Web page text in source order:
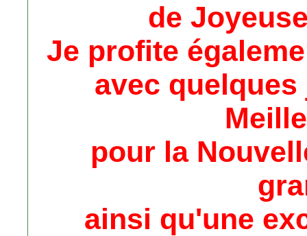
de
Je profite
avec
pour la
ainsi qu'une